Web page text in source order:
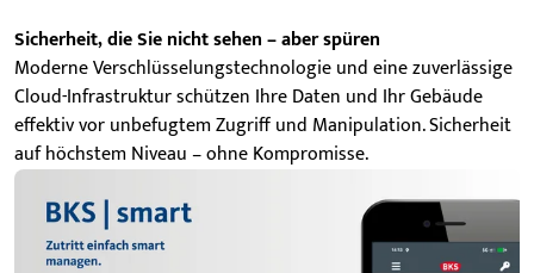
Sicherheit, die Sie nicht sehen – aber spüren
Moderne Verschlüsselungstechnologie und eine zuverlässige
Cloud-Infrastruktur schützen Ihre Daten und Ihr Gebäude
effektiv vor unbefugtem Zugriff und Manipulation. Sicherheit
auf höchstem Niveau – ohne Kompromisse.